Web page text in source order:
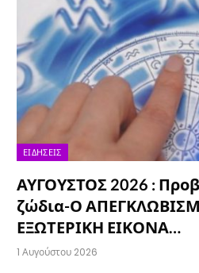
ΕΙΔΉΣΕΙΣ
ΑΥΓΟΥΣΤΟΣ 2026 :
ζώδια-Ο
ΕΞΩΤΕΡΙΚΗ ΕΙΚΟΝΑ…
1 Αυγούστου 2026